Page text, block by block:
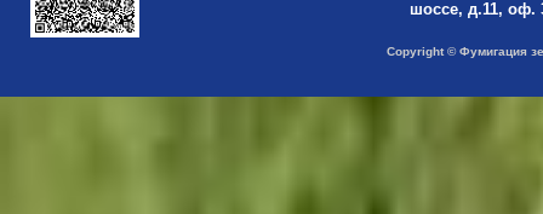
шоссе, д.11, оф.
Copyright © Фумигация